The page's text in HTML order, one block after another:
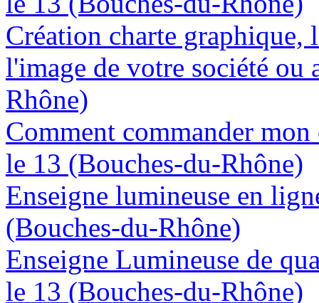
Création charte graphique,
l'image de votre société ou
Rhône)
Comment commander
le 13 (Bouches-du-Rhône)
Enseigne lumineuse en
(Bouches-du-Rhône)
Enseigne Lumineuse de
le 13 (Bouches-du-Rhône)